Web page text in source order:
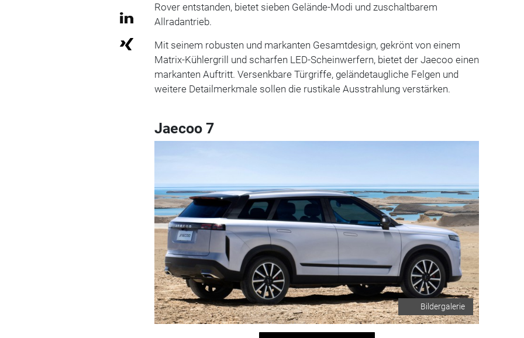
Rover entstanden, bietet sieben Gelände-Modi und zuschaltbarem
Allradantrieb.
Mit seinem robusten und markanten Gesamtdesign, gekrönt von einem
Matrix-Kühlergrill und scharfen LED-Scheinwerfern, bietet der Jaecoo einen
markanten Auftritt. Versenkbare Türgriffe, geländetaugliche Felgen und
weitere Detailmerkmale sollen die rustikale Ausstrahlung verstärken.
Jaecoo 7
Bildergalerie